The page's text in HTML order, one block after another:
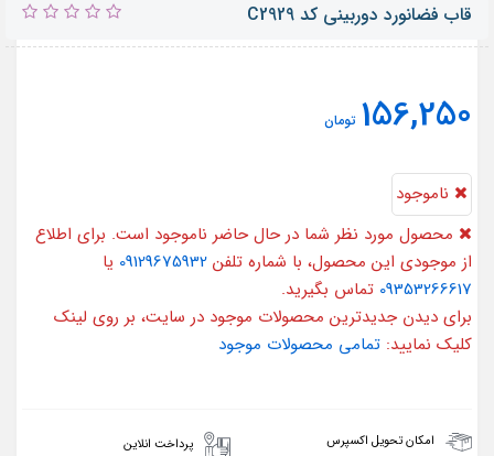
قاب فضانورد دوربینی کد C2929
156,250 تومان
ناموجود
محصول مورد نظر شما در حال حاضر ناموجود است. برای اطلاع
از موجودی این محصول، با شماره تلفن 09129675932 یا
09353266617 تماس بگیرید.
برای دیدن جدیدترین محصولات موجود در سایت، بر روی لینک
کلیک نمایید: تمامی محصولات موجود
امکان تحویل اکسپرس پرداخت انلاین